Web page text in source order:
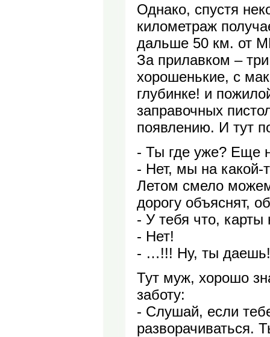
Однако, спустя
километраж
дальше 50 км. от
За прилавком –
хорошенькие, с
глубинке! и
заправочных
появлению. И тут
- Ты где уже? Еще
- Нет, мы на какой-
Летом смело
дорогу объяснят,
- У тебя что, карты
- Нет!
- …!!! Ну, ты даешь!
Тут муж, хорошо
заботу:
- Слушай, если
разворачиваться.